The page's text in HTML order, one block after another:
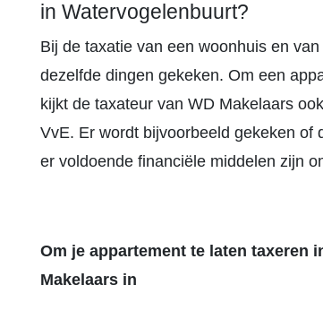
in Watervogelenbuurt?
Bij de taxatie van een woonhuis en
dezelfde dingen gekeken. Om een
kijkt de taxateur van WD Makelaars
VvE. Er wordt bijvoorbeeld gekeken of
er voldoende financiële middelen zijn
Om je appartement te laten taxeren
Makelaars in